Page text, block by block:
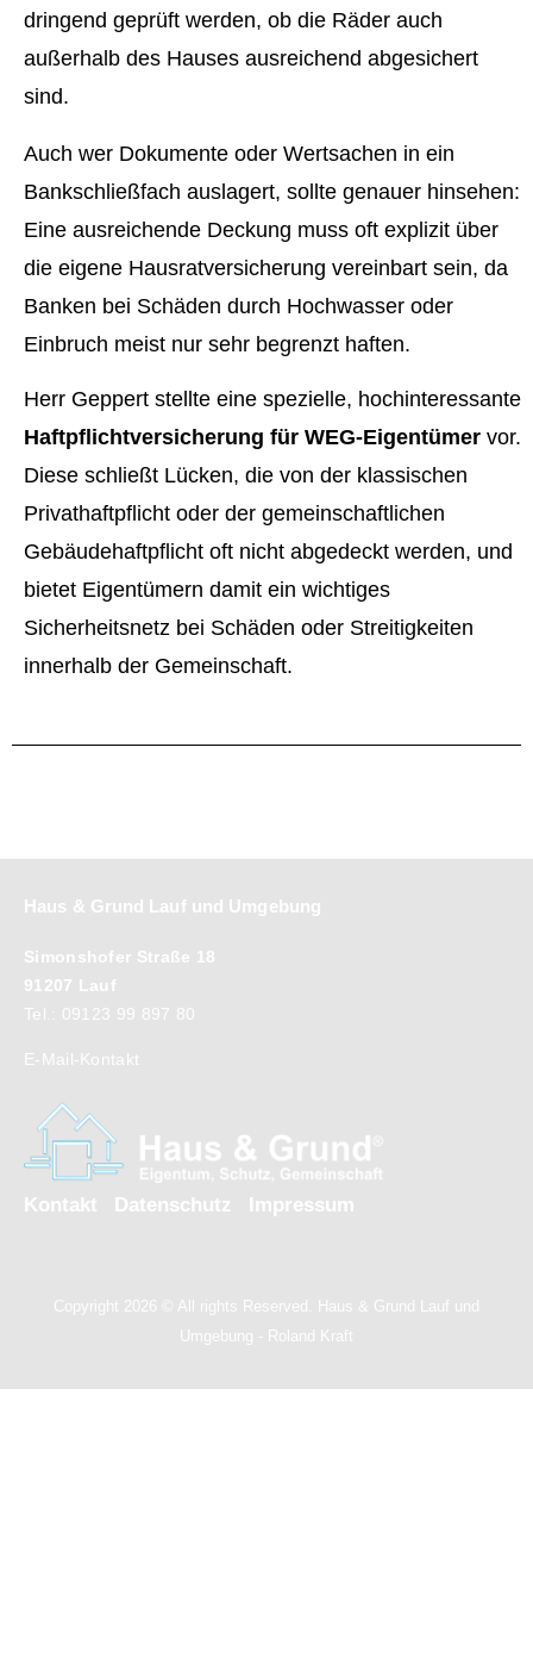
dringend geprüft werden, ob die Räder auch
außerhalb des Hauses ausreichend abgesichert
sind.
Auch wer Dokumente oder Wertsachen in ein
Bankschließfach auslagert, sollte genauer hinsehen:
Eine ausreichende Deckung muss oft explizit über
die eigene Hausratversicherung vereinbart sein, da
Banken bei Schäden durch Hochwasser oder
Einbruch meist nur sehr begrenzt haften.
Herr Geppert stellte eine spezielle, hochinteressante
Haftpflichtversicherung für WEG-Eigentümer vor.
Diese schließt Lücken, die von der klassischen
Privathaftpflicht oder der gemeinschaftlichen
Gebäudehaftpflicht oft nicht abgedeckt werden, und
bietet Eigentümern damit ein wichtiges
Sicherheitsnetz bei Schäden oder Streitigkeiten
innerhalb der Gemeinschaft.
Haus & Grund Lauf und Umgebung
Simonshofer Straße 18
91207 Lauf
Tel.: 09123 99 897 80
E-Mail-Kontakt
Kontakt Datenschutz Impressum
Copyright 2026 © All rights Reserved. Haus & Grund Lauf und
Umgebung - Roland Kraft